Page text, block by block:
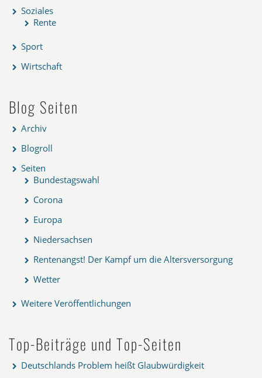
Soziales
Rente
Sport
Wirtschaft
Blog Seiten
Archiv
Blogroll
Seiten
Bundestagswahl
Corona
Europa
Niedersachsen
Rentenangst! Der Kampf um die Altersversorgung
Wetter
Weitere Veröffentlichungen
Top-Beiträge und Top-Seiten
Deutschlands Problem heißt Glaubwürdigkeit